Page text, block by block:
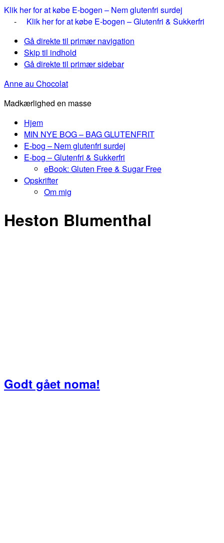
Klik her for at købe E-bogen – Nem glutenfri surdej
- Klik her for at købe E-bogen – Glutenfri & Sukkerfri
Gå direkte til primær navigation
Skip til indhold
Gå direkte til primær sidebar
Anne au Chocolat
Madkærlighed en masse
Hjem
MIN NYE BOG – BAG GLUTENFRIT
E-bog – Nem glutenfri surdej
E-bog – Glutenfri & Sukkerfri
eBook: Gluten Free & Sugar Free
Opskrifter
Om mig
Heston Blumenthal
Godt gået noma!